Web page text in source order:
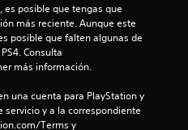
t
r
l
es posible que tengas que
más reciente. Aunque este
posible que falten algunas de
Consulta
más información.
una cuenta para PlayStation y
y a la correspondiente
Terms y